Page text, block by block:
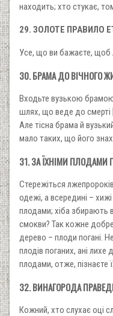
находить; хто стукає,
29. ЗОЛОТЕ ПРАВИЛО
Усе, що ви бажаєте, щоб
30. БРАМА ДО ВІЧНОГО
Входьте вузькою
шлях, що веде до смерті
Але тісна брама й
мало таких, що його
31. ЗА ЇХНІМИ ПЛОДАМИ
Стережіться
одежі, а всередині – хижі
плодами; хіба збирають
смокви? Так кожне
дерево – плоди погані.
плодів поганих, ані лихе
плодами, отже, пізнаєте
32. ВИНАГОРОДА
Кожний, хто слухає оці